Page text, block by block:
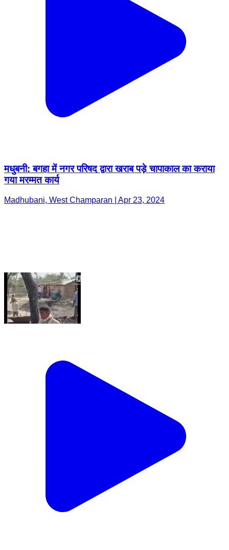
मधुबनी: बगहा में नगर परिषद द्वारा खराब पड़े चापाकाल का कराया
गया मरम्मत कार्य
मधुबनी: मधुबनी प्रखंड क्षेत्र में लगी आग 100 घर जल कर हुई
Madhubani, West Champaran | Apr 22, 2024